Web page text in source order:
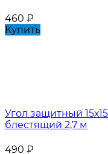
460 ₽
Купить
Угол защитный
блестящий 2,7 м
490 ₽